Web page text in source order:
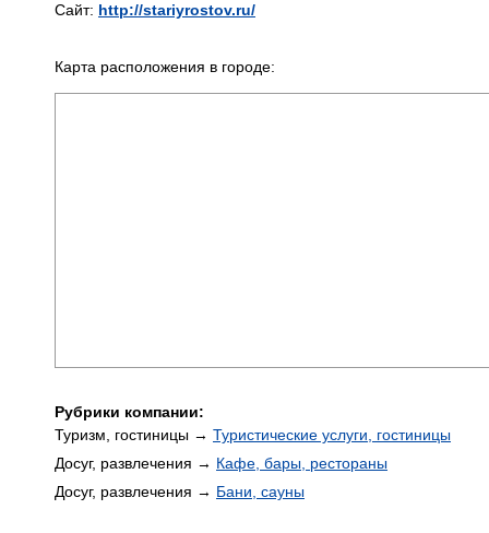
Сайт: http://stariyrostov.ru/
Карта расположения в городе:
Рубрики компании:
Туризм, гостиницы → Туристические услуги, гостиницы
Досуг, развлечения → Кафе, бары, рестораны
Досуг, развлечения → Бани, сауны